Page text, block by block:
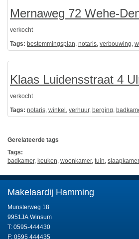
Mernaweg 72 Wehe-
verkocht
Tags: bestemmingsplan, notaris, verbouwing,
Klaas Luidensstraat 4
verkocht
Tags: notaris, winkel , verhuur, berging,
Gerelateerde tags
Tags:
badkamer, keuken, woonkamer, tuin, slaapkamer
Makelaardij Hamming
Munsterweg 18
9951JA Winsum
T: 0595-444430
F: 0595 444435